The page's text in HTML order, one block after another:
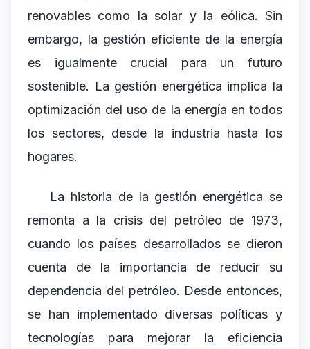
renovables como la solar y la eólica. Sin
embargo, la gestión eficiente de la energía
es igualmente crucial para un futuro
sostenible. La gestión energética implica la
optimización del uso de la energía en todos
los sectores, desde la industria hasta los
hogares.
La historia de la gestión energética se
remonta a la crisis del petróleo de 1973,
cuando los países desarrollados se dieron
cuenta de la importancia de reducir su
dependencia del petróleo. Desde entonces,
se han implementado diversas políticas y
tecnologías para mejorar la eficiencia